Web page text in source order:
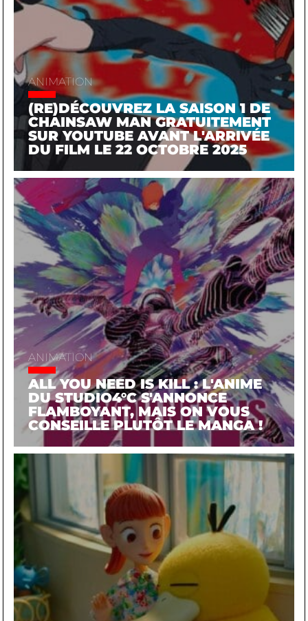
ANIMATION
(RE)DÉCOUVREZ LA SAISON 1 DE
CHAINSAW MAN GRATUITEMENT
SUR YOUTUBE AVANT L'ARRIVÉE
DU FILM LE 22 OCTOBRE 2025
ANIMATION
ALL YOU NEED IS KILL : L'ANIME
DU STUDIO4°C S'ANNONCE
FLAMBOYANT, MAIS ON VOUS
CONSEILLE PLUTÔT LE MANGA !